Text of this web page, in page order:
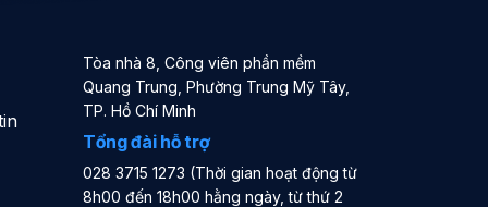
Tòa nhà 8, Công viên phần mềm
Quang Trung, Phường Trung Mỹ Tây,
TP. Hồ Chí Minh
Tổng đài hỗ trợ
028 3715 1273 (Thời gian hoạt động từ
8h00 đến 18h00 hằng ngày, từ thứ 2